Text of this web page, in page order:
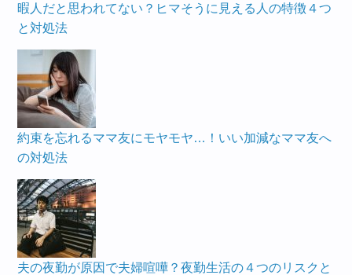
暇人だと思われてない？ヒマそうに見える人の特徴４つ
と対処法
約束を忘れるママ友にモヤモヤ…！いい加減なママ友へ
の対処法
夫の夜勤が原因で夫婦喧嘩？夜勤生活の４つのリスクと